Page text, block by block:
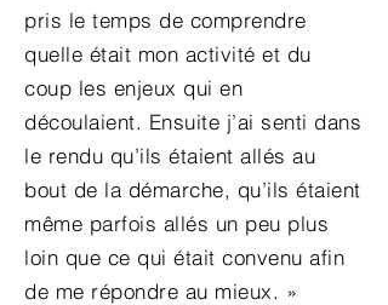
pris le temps de comprendre
quelle était mon activité et du
coup les enjeux qui en
découlaient. Ensuite j’ai senti dans
le rendu qu’ils étaient allés au
bout de la démarche, qu’ils étaient
même parfois allés un peu plus
loin que ce qui était convenu afin
de me répondre au mieux. »